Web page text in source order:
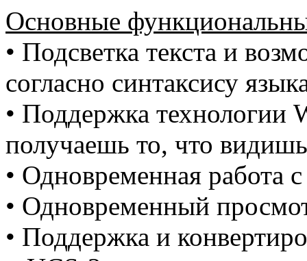
Основные
• Подсветка текста и
согласно синтаксису
• Поддержка технологии
получаешь то, что
• Одновременная работа
• Одновременный
• Поддержка и